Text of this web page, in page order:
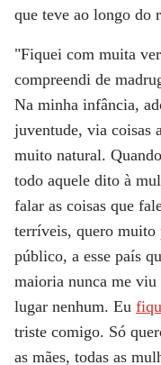
que teve ao longo do
"Fiquei com muita
compreendi de
Na minha infância,
juventude, via coisas
muito natural.
todo aquele dito à
falar as coisas que
terríveis, quero muito
público, a esse país
maioria nunca me viu
lugar nenhum. Eu
triste comigo. Só
as mães, todas as